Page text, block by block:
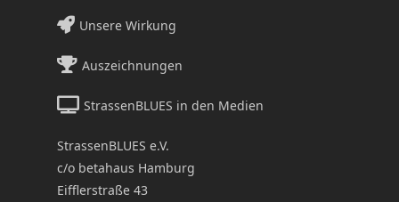
Unsere Wirkung
Auszeichnungen
StrassenBLUES in den Medien
StrassenBLUES e.V.
c/o betahaus Hamburg
Eifflerstraße 43